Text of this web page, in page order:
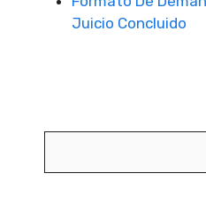
Juicio Concluido